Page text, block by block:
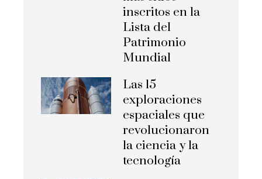
inscritos en la
Lista del
Patrimonio
Mundial
Las 15
exploraciones
espaciales que
revolucionaron
la ciencia y la
tecnología